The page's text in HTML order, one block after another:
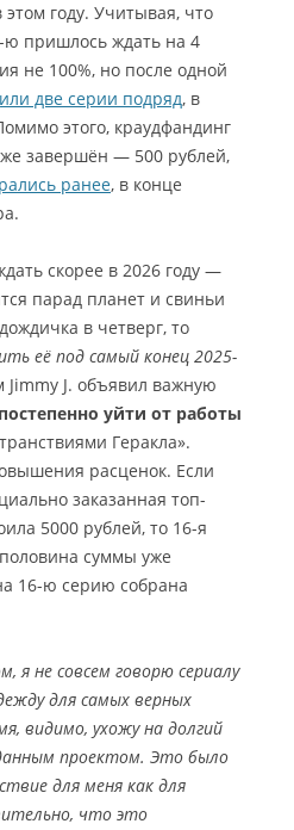
этом году. Учитывая, что
ю пришлось ждать на 4
не 100%, но после одной
две серии подряд, в
этого, краудфандинг
завершён — 500 рублей,
ранее, в конце
скорее в 2026 году —
парад планет и свиньи
в четверг, то
её под самый конец 2025-
Jimmy J. объявил важную
постепенно уйти от работы
Геракла».
расценок. Если
заказанная топ-
5000 рублей, то 16-я
суммы уже
16-ю серию собрана
я не совсем говорю сериалу
для самых верных
видимо, ухожу на долгий
проектом. Это было
для меня как для
что это